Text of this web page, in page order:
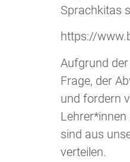
Sprachkitas
https://
Aufgrund
Frage, der
und fordern
sind aus
verteilen.